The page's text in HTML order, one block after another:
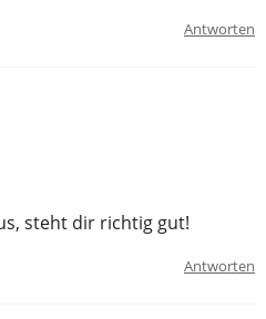
Antworten
steht dir richtig gut!
Antworten